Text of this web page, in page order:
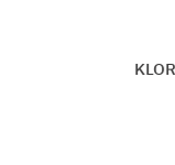
KLORANE